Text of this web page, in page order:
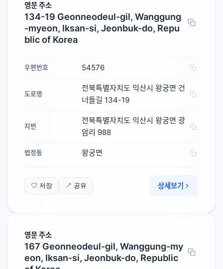
영문 주소
134-19 Geonneodeul-gil, Wanggung
-myeon, Iksan-si, Jeonbuk-do, Repu
blic of Korea
우편번호 54576
도로명
전북특별자치도 익산시 왕궁면 건
너들길 134-19
지번
전북특별자치도 익산시 왕궁면 광
암리 988
법정동 왕궁면
♡ 저장 ↗ 공유 상세보기
영문 주소
167 Geonneodeul-gil, Wanggung-my
eon, Iksan-si, Jeonbuk-do, Republic